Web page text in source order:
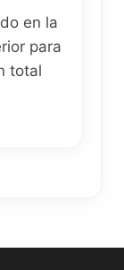
en la
para
total